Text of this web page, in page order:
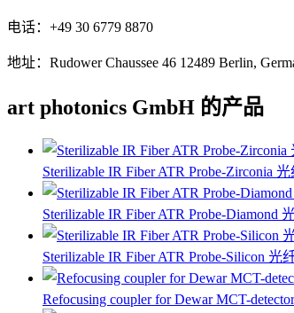
电话： +49 30 6779 8870
地址： Rudower Chaussee 46 12489 Berlin,
art photonics GmbH 的产品
Sterilizable IR Fiber ATR Probe-Zirconia
Sterilizable IR Fiber ATR Probe-Diamond
Sterilizable IR Fiber ATR Probe-Silicon 光
Refocusing coupler for Dewar MCT-